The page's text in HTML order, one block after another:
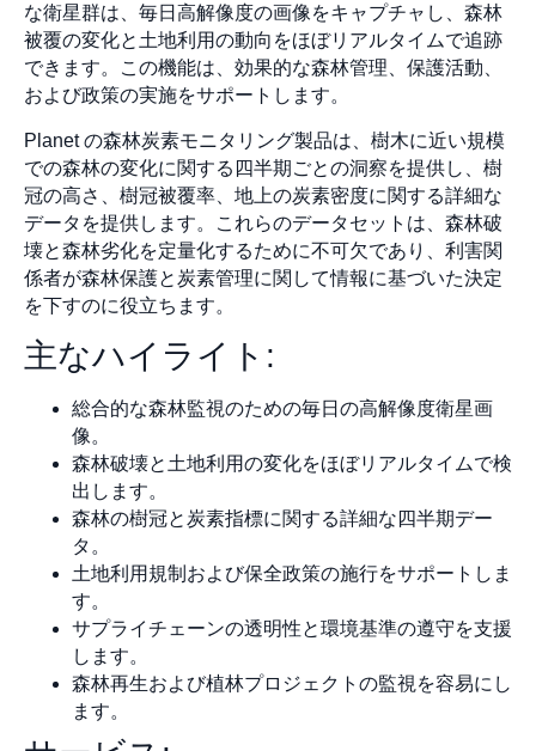
な衛星群は、毎日高解像度の画像をキャプチャし、森林
被覆の変化と土地利用の動向をほぼリアルタイムで追跡
できます。この機能は、効果的な森林管理、保護活動、
および政策の実施をサポートします。
Planet の森林炭素モニタリング製品は、樹木に近い規模
での森林の変化に関する四半期ごとの洞察を提供し、樹
冠の高さ、樹冠被覆率、地上の炭素密度に関する詳細な
データを提供します。これらのデータセットは、森林破
壊と森林劣化を定量化するために不可欠であり、利害関
係者が森林保護と炭素管理に関して情報に基づいた決定
を下すのに役立ちます。
主なハイライト:
総合的な森林監視のための毎日の高解像度衛星画
像。
森林破壊と土地利用の変化をほぼリアルタイムで検
出します。
森林の樹冠と炭素指標に関する詳細な四半期デー
タ。
土地利用規制および保全政策の施行をサポートしま
す。
サプライチェーンの透明性と環境基準の遵守を支援
します。
森林再生および植林プロジェクトの監視を容易にし
ます。